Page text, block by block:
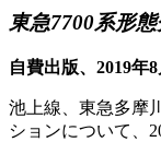
東急7700系形
自費出版、2019年
池上線、東急多摩
ションについて、